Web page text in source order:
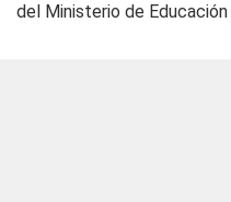
del Ministerio de Educación